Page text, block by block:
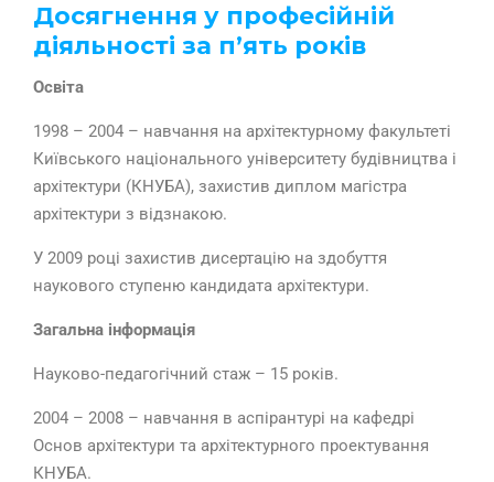
Досягнення у професійній
діяльності за п’ять років
Освіта
1998 – 2004 – навчання на архітектурному факультеті
Київського національного університету будівництва і
архітектури (КНУБА), захистив диплом магістра
архітектури з відзнакою.
У 2009 році захистив дисертацію на здобуття
наукового ступеню кандидата архітектури.
Загальна інформація
Науково-педагогічний стаж – 15 років.
2004 – 2008 – навчання в аспірантурі на кафедрі
Основ архітектури та архітектурного проектування
КНУБА.